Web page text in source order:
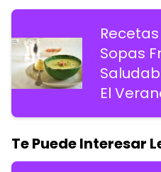
Sopas
El
Te Puede Interesar